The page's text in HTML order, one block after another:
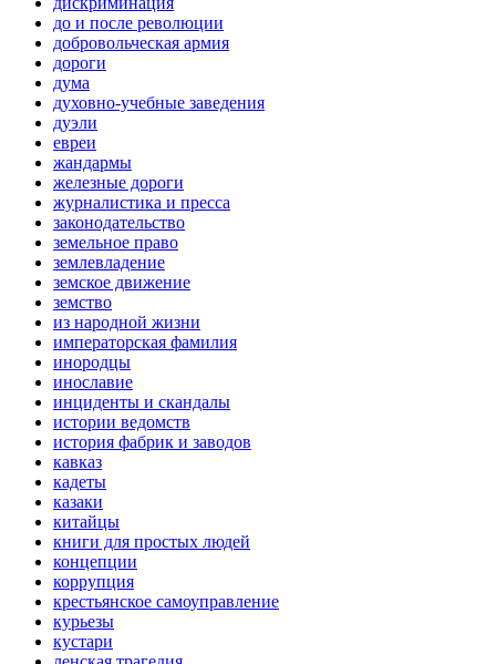
до и после революции
добровольческая армия
дороги
дума
духовно-учебные заведения
дуэли
евреи
жандармы
железные дороги
журналистика и пресса
законодательство
земельное право
землевладение
земское движение
земство
из народной жизни
императорская фамилия
инородцы
инославие
инциденты и скандалы
истории ведомств
история фабрик и заводов
кавказ
кадеты
казаки
китайцы
книги для простых людей
концепции
коррупция
крестьянское самоуправление
курьезы
кустари